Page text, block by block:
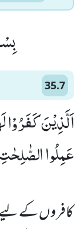
35.7
اَلَّذِیْنَ
عَمِلُوا
کافروں کے